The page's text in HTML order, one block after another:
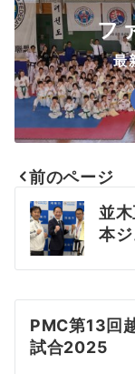
フ
最
投
稿
ナ
ビ
ゲ
前のページ
並
本
PMC第13回
試合2025